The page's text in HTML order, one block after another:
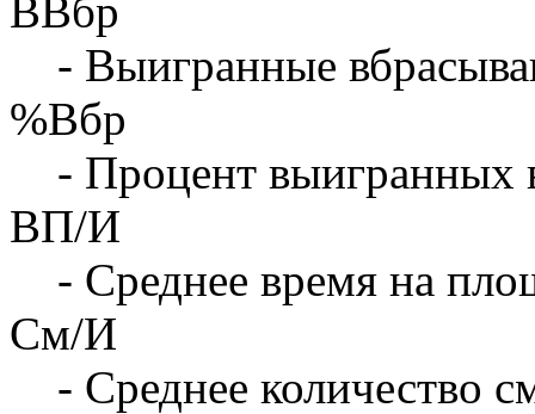
ВВбр
- Выигранные
%Вбр
- Процент выигранных
ВП/И
- Среднее время на
См/И
- Среднее количество